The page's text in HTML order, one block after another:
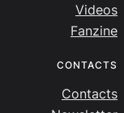
Videos
Fanzine
CONTACTS
Contacts